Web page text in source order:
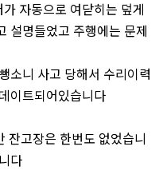
자동으로 여닫히는 덮게
설명들었고 주행에는 문제
소니 사고 당해서 수리이력
이트되어있습니다
잔고장은 한번도 없었습니
다